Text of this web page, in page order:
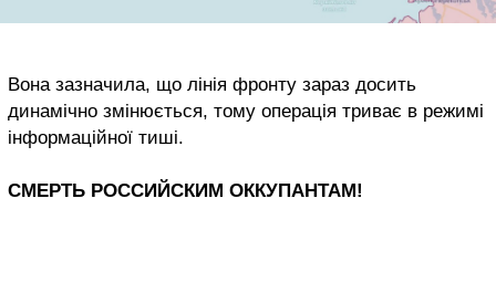
Вона зазначила, що лінія фронту зараз досить
динамічно змінюється, тому операція триває в режимі
інформаційної тиші.
СМЕРТЬ РОССИЙСКИМ ОККУПАНТАМ!